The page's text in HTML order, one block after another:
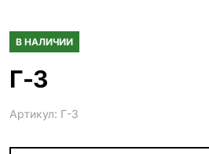
Наши работы
В НАЛИЧИИ
Г-3
Артикул: Г-3